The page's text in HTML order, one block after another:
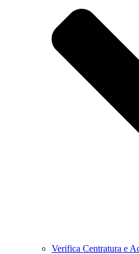
Verifica Centratura e